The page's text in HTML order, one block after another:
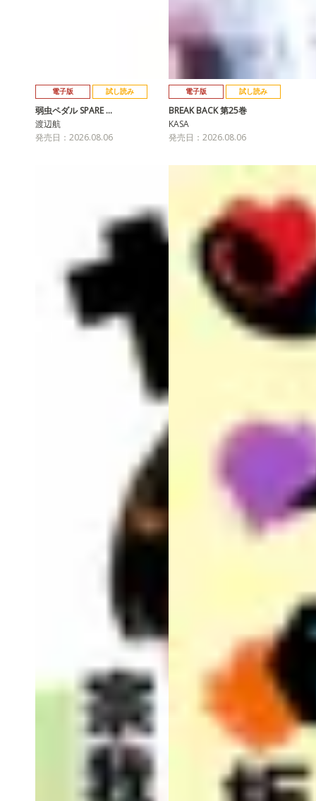
電子版 試し読み
弱虫ペダル SPARE …
渡辺航
発売日：2026.08.06
電子版 試し読み
BREAK BACK 第25巻
KASA
発売日：2026.08.06